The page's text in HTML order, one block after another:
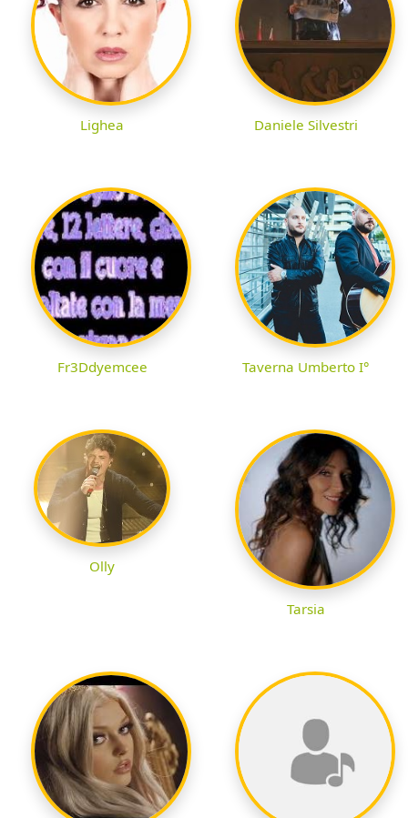
Lighea Daniele Silvestri
Fr3Ddyemcee Taverna Umberto I°
Olly
Tarsia